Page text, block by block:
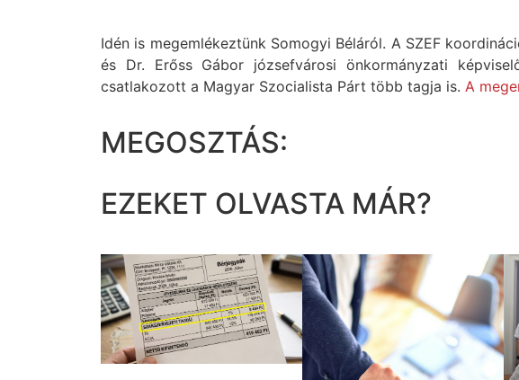
Idén is megemlékeztünk Somogyi Béláról. A SZEF
és Dr. Erőss Gábor józsefvárosi önkormányzati
csatlakozott a Magyar Szocialista Párt több tagja is. A
MEGOSZTÁS:
EZEKET OLVASTA MÁR?